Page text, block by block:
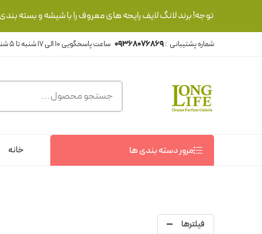
توجه! برند لانگ لایف رایحه های معروف را با شیشه و بسته
شماره پشتیبانی :09368076869
مرور دسته بندی ها خانه
فیلترها